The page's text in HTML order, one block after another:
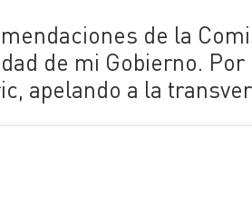
de la
de mi Gobierno.
apelando a la